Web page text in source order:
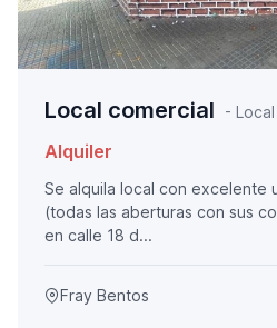
Local comercial - Local
Alquiler
Se alquila local con excelente
(todas las aberturas con sus
en calle 18 d...
Fray Bentos